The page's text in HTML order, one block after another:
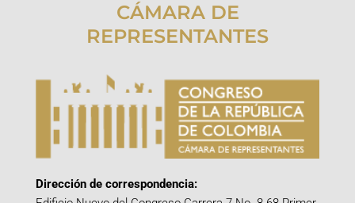
CÁMARA DE
REPRESENTANTES
Dirección de correspondencia: